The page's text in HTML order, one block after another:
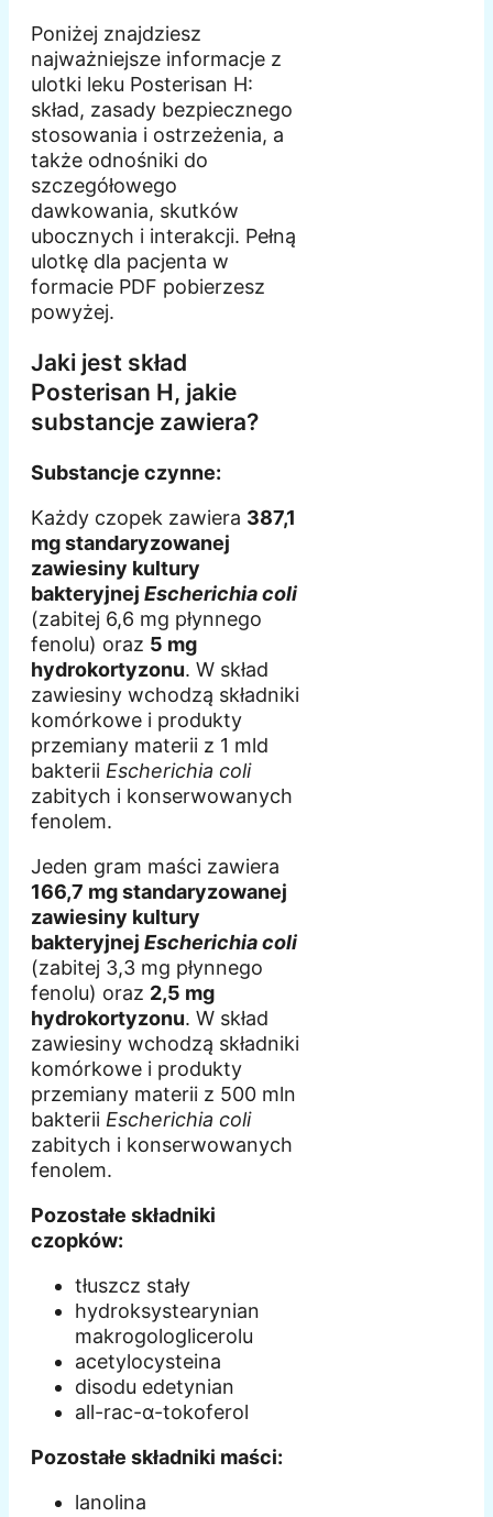
Poniżej znajdziesz
najważniejsze informacje z
ulotki leku Posterisan H:
skład, zasady bezpiecznego
stosowania i ostrzeżenia, a
także odnośniki do
szczegółowego
dawkowania, skutków
ubocznych i interakcji. Pełną
ulotkę dla pacjenta w
formacie PDF pobierzesz
powyżej.
Jaki jest skład
Posterisan H, jakie
substancje zawiera?
Substancje czynne:
Każdy czopek zawiera 387,1
mg standaryzowanej
zawiesiny kultury
bakteryjnej Escherichia coli
(zabitej 6,6 mg płynnego
fenolu) oraz 5 mg
hydrokortyzonu. W skład
zawiesiny wchodzą składniki
komórkowe i produkty
przemiany materii z 1 mld
bakterii Escherichia coli
zabitych i konserwowanych
fenolem.
Jeden gram maści zawiera
166,7 mg standaryzowanej
zawiesiny kultury
bakteryjnej Escherichia coli
(zabitej 3,3 mg płynnego
fenolu) oraz 2,5 mg
hydrokortyzonu. W skład
zawiesiny wchodzą składniki
komórkowe i produkty
przemiany materii z 500 mln
bakterii Escherichia coli
zabitych i konserwowanych
fenolem.
Pozostałe składniki
czopków:
tłuszcz stały
hydroksystearynian
makrogologlicerolu
acetylocysteina
disodu edetynian
all-rac-α-tokoferol
Pozostałe składniki maści:
lanolina